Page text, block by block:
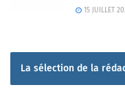
15 JUILLET
La sélection de la